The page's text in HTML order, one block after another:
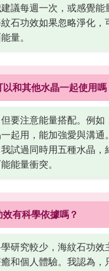
議每週一次，或感覺能
石功效如果忽略淨化，
量。
和其他水晶一起使用嗎
要注意能量搭配。例如
起用，能加強愛與溝通
試過同時用五種水晶，
能量衝突。
有科學依據嗎？
研究較少，海紋石功效
和個人體驗。我認為，